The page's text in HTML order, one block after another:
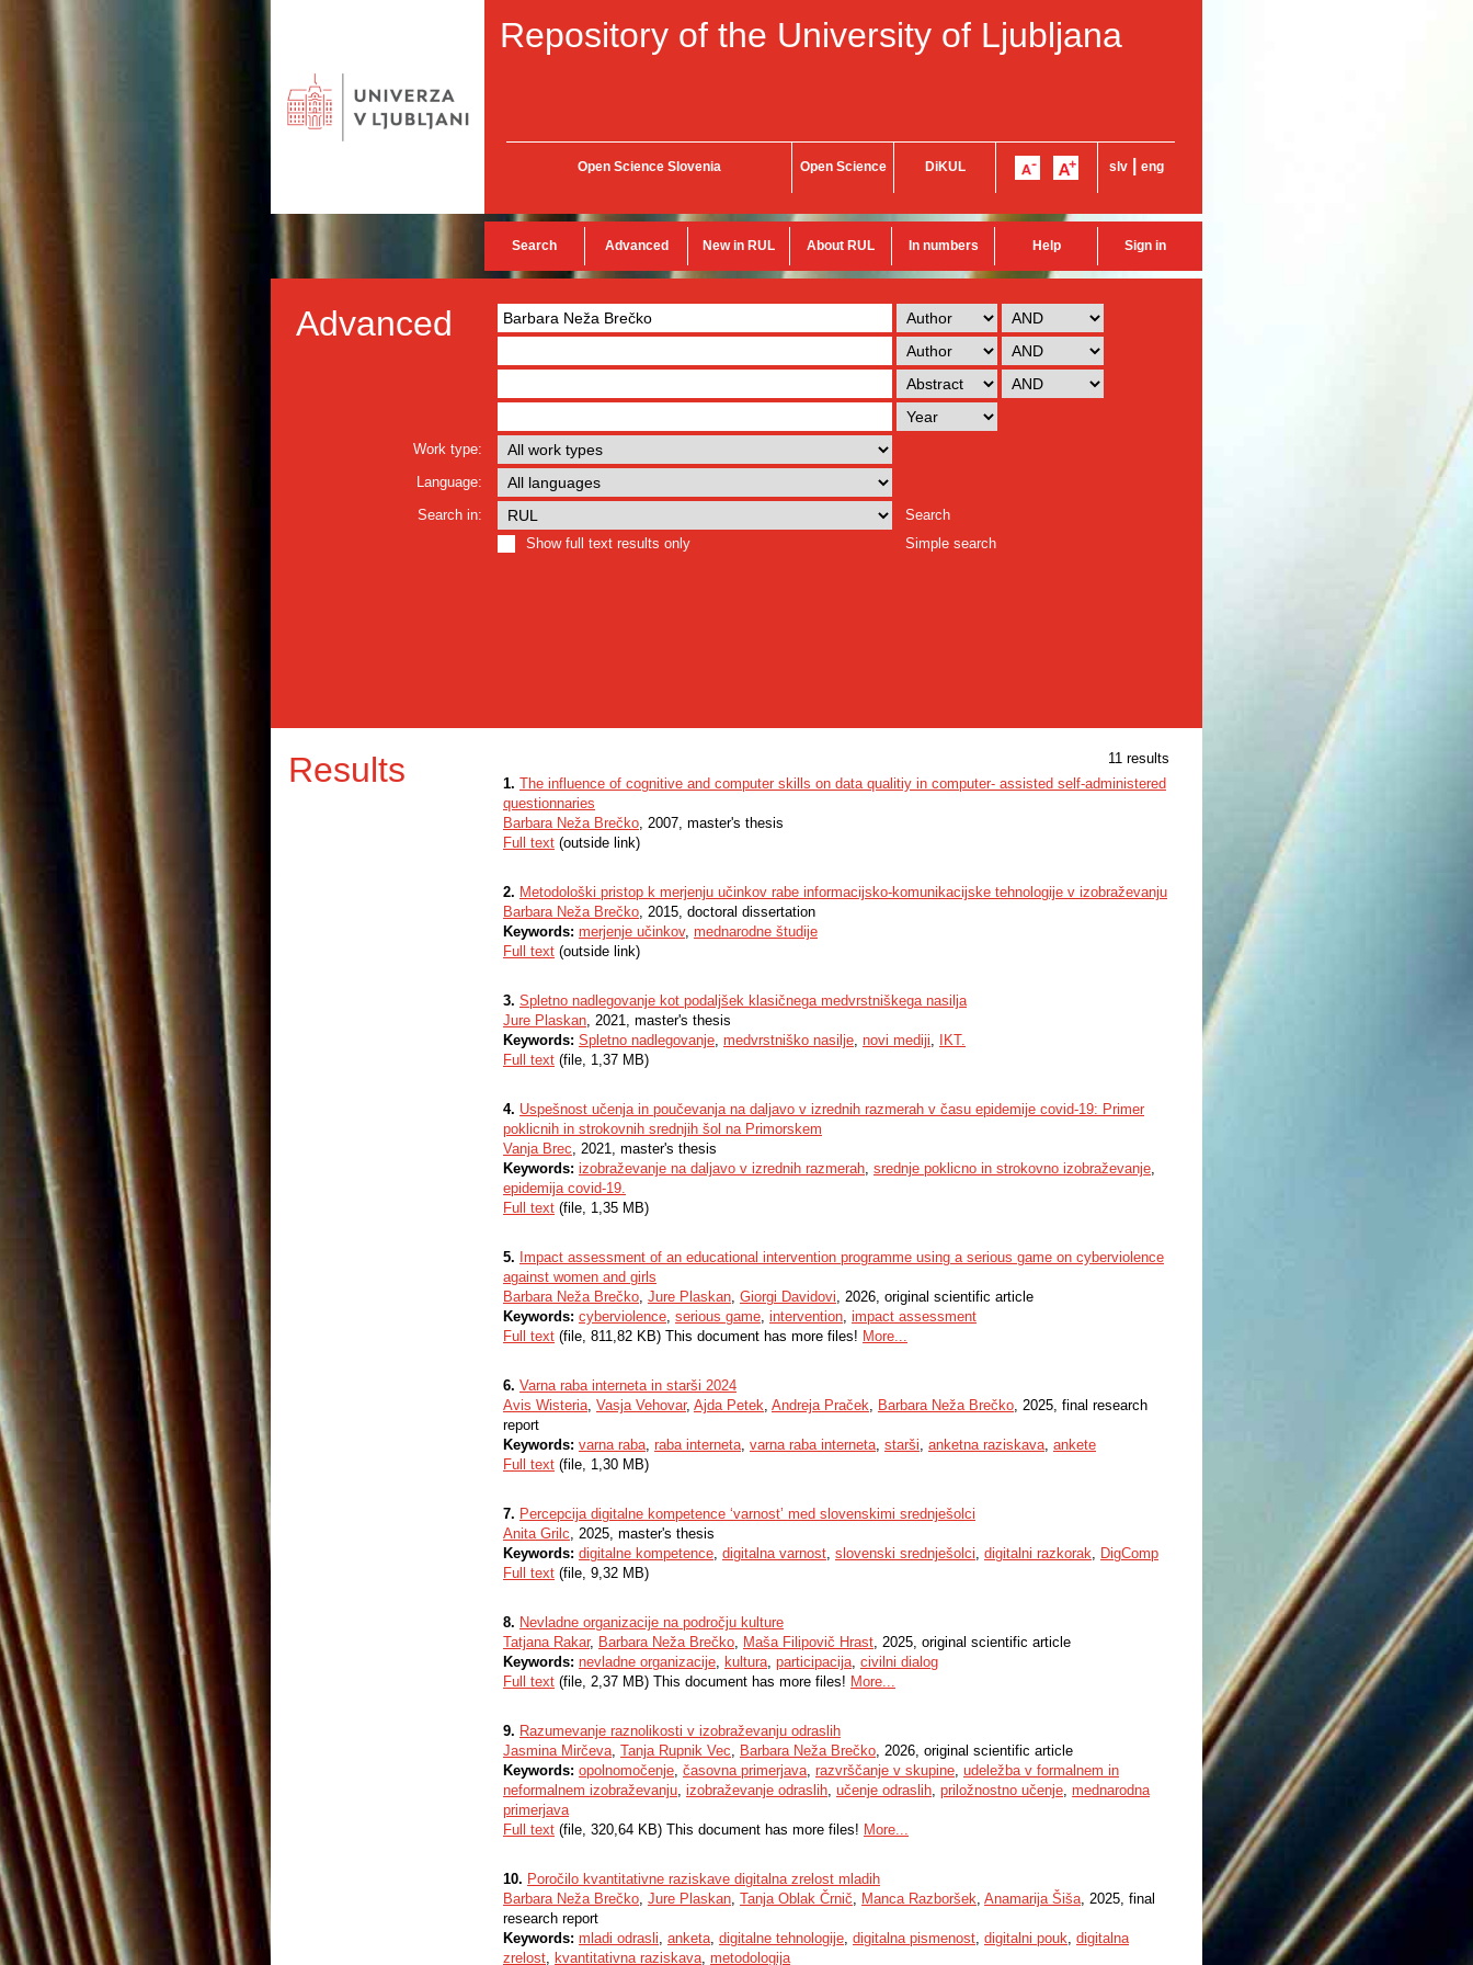
Repository of the University of Ljubljana
Open Science Slovenia Open Science DiKUL slv eng
Search Advanced New in RUL About RUL In numbers Help Sign in
Advanced
Work type:
Language:
Search in:
Search
Show full text results only
Simple search
Results
11 results
1. The influence of cognitive and computer skills on data qualitiy in computer- assisted self-administered
questionnaries
Barbara Neža Brečko, 2007, master's thesis
Full text (outside link)
2. Metodološki pristop k merjenju učinkov rabe informacijsko-komunikacijske tehnologije v izobraževanju
Barbara Neža Brečko, 2015, doctoral dissertation
Keywords: merjenje učinkov, mednarodne študije
Full text (outside link)
3. Spletno nadlegovanje kot podaljšek klasičnega medvrstniškega nasilja
Jure Plaskan, 2021, master's thesis
Keywords: Spletno nadlegovanje, medvrstniško nasilje, novi mediji,
IKT.
Full text (file, 1,37 MB)
4. Uspešnost učenja in poučevanja na daljavo v izrednih razmerah v času epidemije covid-19: Primer
poklicnih in strokovnih srednjih šol na Primorskem
Vanja Brec, 2021, master's thesis
Keywords: izobraževanje na daljavo v izrednih razmerah, srednje poklicno in strokovno izobraževanje,
epidemija covid-19.
Full text (file, 1,35 MB)
5. Impact assessment of an educational intervention programme using a serious game on cyberviolence
against women and girls
Barbara Neža Brečko, Jure Plaskan, Giorgi Davidovi, 2026, original scientific article
Keywords: cyberviolence, serious game, intervention, impact assessment
Full text (file, 811,82 KB) This document has more files! More...
6. Varna raba interneta in starši 2024
Avis Wisteria, Vasja Vehovar, Ajda Petek, Andreja Praček, Barbara Neža Brečko, 2025, final research
report
Keywords: varna raba, raba interneta, varna raba interneta, starši, anketna raziskava, ankete
Full text (file, 1,30 MB)
7. Percepcija digitalne kompetence ‘varnost’ med slovenskimi srednješolci
Anita Grilc, 2025, master's thesis
Keywords: digitalne kompetence, digitalna varnost, slovenski srednješolci, digitalni razkorak, DigComp
Full text (file, 9,32 MB)
8. Nevladne organizacije na področju kulture
Tatjana Rakar, Barbara Neža Brečko, Maša Filipovič Hrast, 2025, original scientific article
Keywords: nevladne organizacije, kultura, participacija, civilni dialog
Full text (file, 2,37 MB) This document has more files! More...
9. Razumevanje raznolikosti v izobraževanju odraslih
Jasmina Mirčeva, Tanja Rupnik Vec, Barbara Neža Brečko, 2026, original scientific article
Keywords: opolnomočenje, časovna primerjava, razvrščanje v skupine, udeležba v formalnem in
neformalnem izobraževanju, izobraževanje odraslih, učenje odraslih, priložnostno učenje, mednarodna
primerjava
Full text (file, 320,64 KB) This document has more files! More...
10. Poročilo kvantitativne raziskave digitalna zrelost mladih
Barbara Neža Brečko, Jure Plaskan, Tanja Oblak Črnič, Manca Razboršek, Anamarija Šiša, 2025, final
research report
Keywords: mladi odrasli, anketa, digitalne tehnologije, digitalna pismenost, digitalni pouk, digitalna
zrelost, kvantitativna raziskava, metodologija